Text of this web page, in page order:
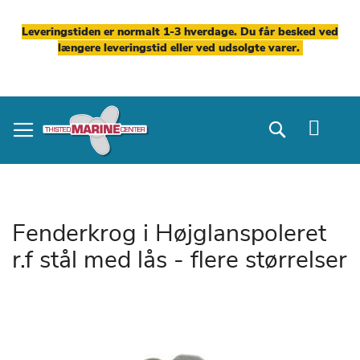
Leveringstiden er normalt 1-3 hverdage. Du får besked ved
længere leveringstid eller ved udsolgte varer.
to
Content
Search
Fenderkrog i Højglanspoleret
r.f stål med lås - flere størrelser